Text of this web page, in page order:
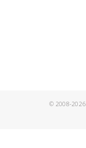
© 2008-2026